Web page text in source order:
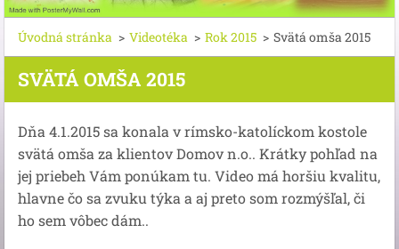
Úvodná stránka > Videotéka > Rok 2015 > Svätá omša 2015
SVÄTÁ OMŠA 2015
Dňa 4.1.2015 sa konala v rímsko-katolíckom kostole
svätá omša za klientov Domov n.o.. Krátky pohľad na
jej priebeh Vám ponúkam tu. Video má horšiu kvalitu,
hlavne čo sa zvuku týka a aj pretosom rozmýšľal, či
ho sem vôbec dám..